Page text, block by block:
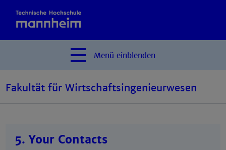
Menü einblenden
Fakultät für Wirtschaftsingenieurwesen
5. Your Contacts